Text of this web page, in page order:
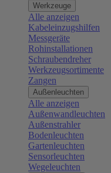
Werkzeuge
Alle anzeigen
Kabeleinzugshilfen
Messgeräte
Rohinstallationen
Schraubendreher
Werkzeugsortimente
Zangen
Außenleuchten
Alle anzeigen
Außenwandleuchten
Außenstrahler
Bodenleuchten
Gartenleuchten
Sensorleuchten
Wegeleuchten